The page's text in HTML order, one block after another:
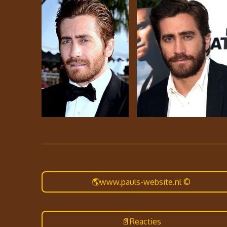
🌎www.pauls-website.nl ©
📄Reacties